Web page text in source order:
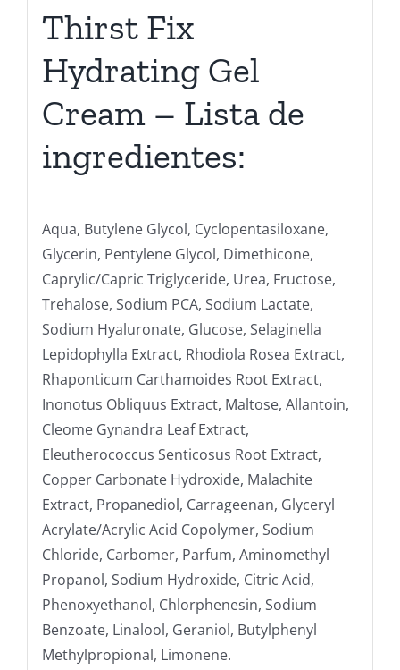
Thirst Fix
Hydrating Gel
Cream – Lista de
ingredientes:
Aqua, Butylene Glycol, Cyclopentasiloxane,
Glycerin, Pentylene Glycol, Dimethicone,
Caprylic/Capric Triglyceride, Urea, Fructose,
Trehalose, Sodium PCA, Sodium Lactate,
Sodium Hyaluronate, Glucose, Selaginella
Lepidophylla Extract, Rhodiola Rosea Extract,
Rhaponticum Carthamoides Root Extract,
Inonotus Obliquus Extract, Maltose, Allantoin,
Cleome Gynandra Leaf Extract,
Eleutherococcus Senticosus Root Extract,
Copper Carbonate Hydroxide, Malachite
Extract, Propanediol, Carrageenan, Glyceryl
Acrylate/Acrylic Acid Copolymer, Sodium
Chloride, Carbomer, Parfum, Aminomethyl
Propanol, Sodium Hydroxide, Citric Acid,
Phenoxyethanol, Chlorphenesin, Sodium
Benzoate, Linalool, Geraniol, Butylphenyl
Methylpropional, Limonene.